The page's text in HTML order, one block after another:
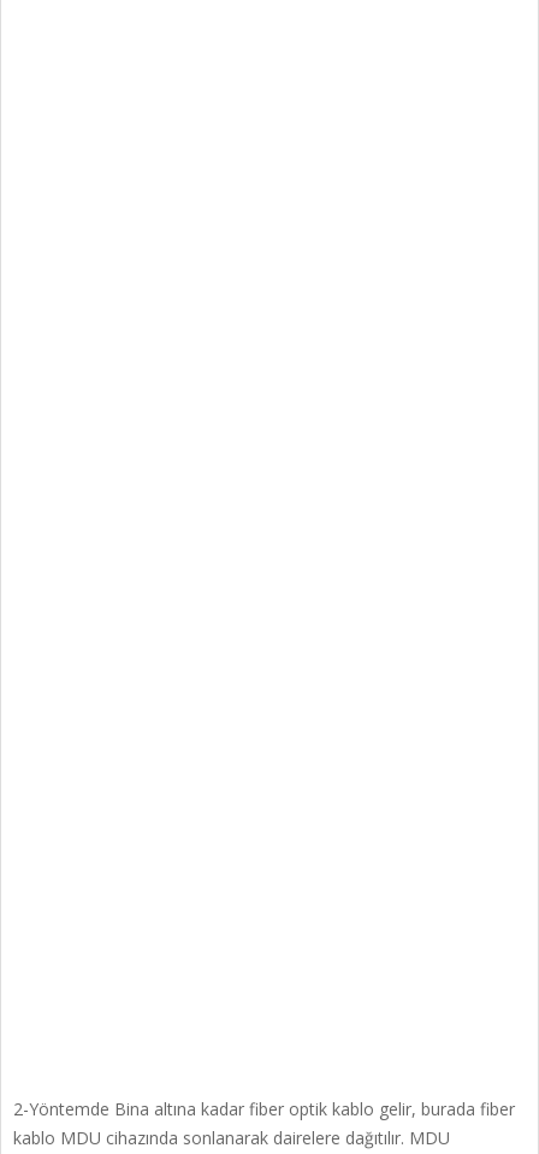
2-Yöntemde Bina altına kadar fiber optik kablo gelir, burada fiber
kablo MDU cihazında sonlanarak dairelere dağıtılır. MDU